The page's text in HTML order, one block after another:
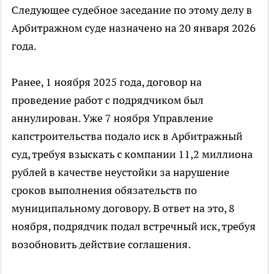
Следующее судебное заседание по этому делу в
Арбитражном суде назначено на 20 января 2026
года.
Ранее, 1 ноября 2025 года, договор на
проведение работ с подрядчиком был
аннулирован. Уже 7 ноября Управление
капстроительства подало иск в Арбитражный
суд, требуя взыскать с компании 11,2 миллиона
рублей в качестве неустойки за нарушение
сроков выполнения обязательств по
муниципальному договору. В ответ на это, 8
ноября, подрядчик подал встречный иск, требуя
возобновить действие соглашения.